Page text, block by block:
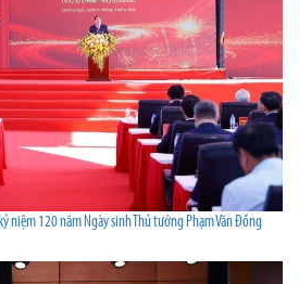
niệm 120 năm Ngày sinh Thủ tướng Phạm Văn Đồng